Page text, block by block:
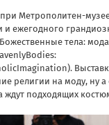
Метрополитен-
и ежегодного
тела:
религии на моду, ну
ждут подходящих